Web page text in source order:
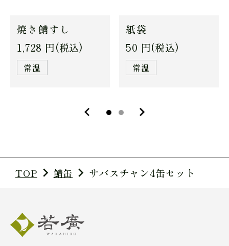
焼き鯖すし
1,728 円(税込)
常温
紙袋
50 円(税込)
常温
TOP 鯖缶 サバスチャン4缶セット